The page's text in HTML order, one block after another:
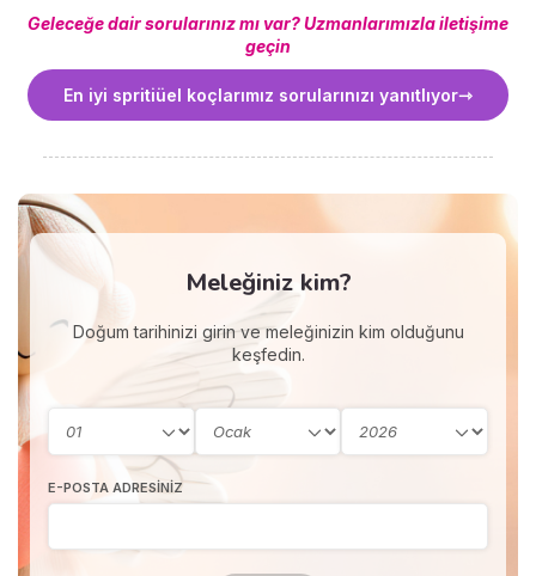
Geleceğe dair sorularınız mı var? Uzmanlarımızla iletişime
geçin
En iyi spritiüel koçlarımız sorularınızı yanıtlıyor
Meleğiniz kim?
Doğum tarihinizi girin ve meleğinizin kim olduğunu
keşfedin.
E-POSTA ADRESINIZ